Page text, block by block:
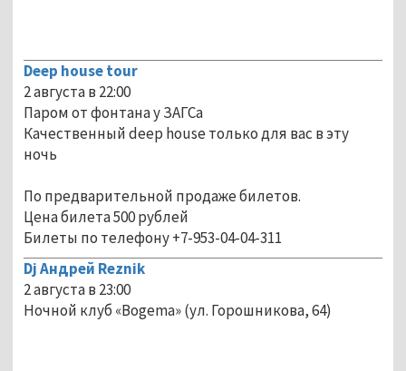
Deep house tour
2 августа в 22:00
Паром от фонтана у ЗАГСа
Качественный deep house только для вас в эту
ночь
По предварительной продаже билетов.
Цена билета 500 рублей
Билеты по телефону +7-953-04-04-311
Dj Андрей Reznik
2 августа в 23:00
Ночной клуб «Bogema» (ул. Горошникова, 64)